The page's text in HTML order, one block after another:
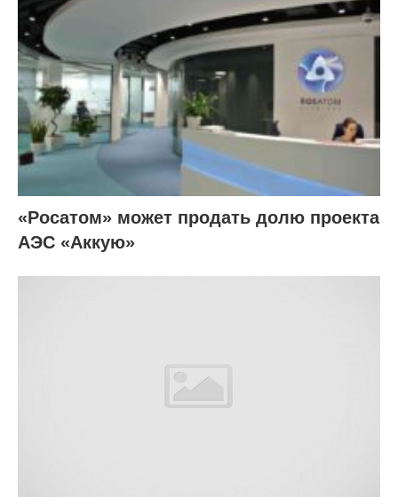
«Росатом» может продать долю проекта
АЭС «Аккую»